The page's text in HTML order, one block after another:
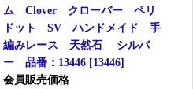
ム Clover クローバー ペリ
ドット SV ハンドメイド 手
編みレース 天然石 シルバ
ー 品番：13446 [13446]
会員販売価格